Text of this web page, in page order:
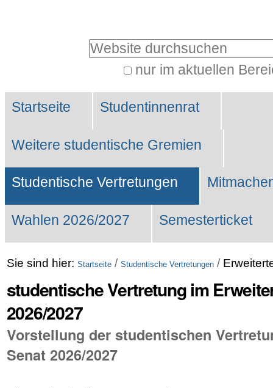
Website durchsuchen
nur im aktuellen
Suche…
Sektionen
Startseite Studentinnenrat
Weitere studentische Gremien
Studentische Vertretungen
Wahlen 2026/2027 Semesterticket
Sie sind hier: Startseite / Studentische Vertretungen /
studentische Vertretung im
2026/2027
Vorstellung der studentischen
Senat 2026/2027